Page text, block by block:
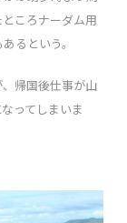
ころナーダム用
るという。
帰国後仕事が山
ってしまいま